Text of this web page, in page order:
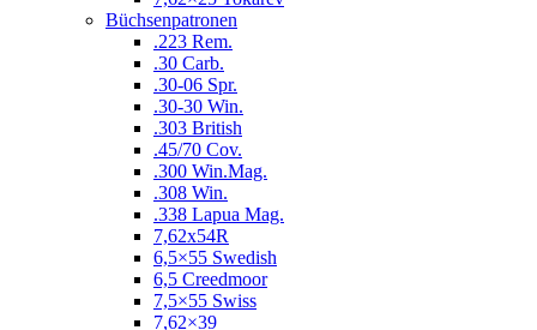
Büchsenpatronen
.223 Rem.
.30 Carb.
.30-06 Spr.
.30-30 Win.
.303 British
.45/70 Cov.
.300 Win.Mag.
.308 Win.
.338 Lapua Mag.
7,62x54R
6,5×55 Swedish
6,5 Creedmoor
7,5×55 Swiss
7,62×39